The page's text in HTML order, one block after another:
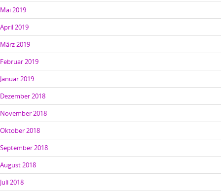
Mai 2019
April 2019
März 2019
Februar 2019
Januar 2019
Dezember 2018
November 2018
Oktober 2018
September 2018
August 2018
Juli 2018